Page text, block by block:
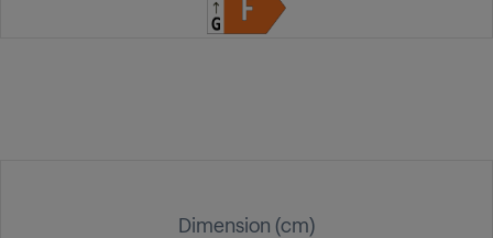
Dimension (cm)